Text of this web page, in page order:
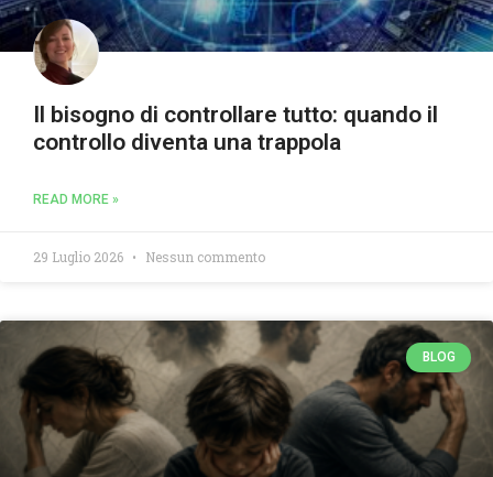
Il bisogno di controllare tutto: quando il
controllo diventa una trappola
READ MORE »
29 Luglio 2026 Nessun commento
BLOG